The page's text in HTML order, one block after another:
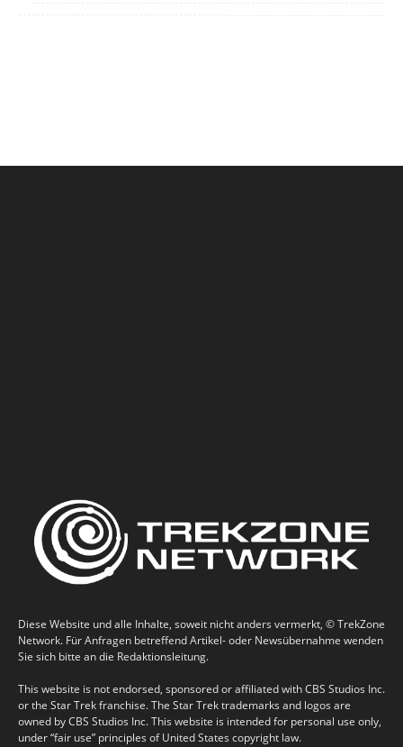
Diese Website und alle Inhalte, soweit nicht anders vermerkt, © TrekZone
Network. Für Anfragen betreffend Artikel- oder Newsübernahme wenden
Sie sich bitte an die Redaktionsleitung.
This website is not endorsed, sponsored or affiliated with CBS Studios Inc.
or the Star Trek franchise. The Star Trek trademarks and logos are
owned by CBS Studios Inc. This website is intended for personal use only,
under “fair use” principles of United States copyright law.